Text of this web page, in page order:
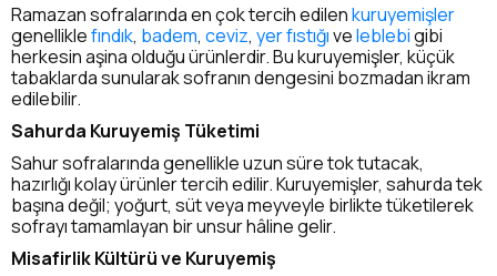
Ramazan sofralarında en çok tercih edilenkuruyemişler
genelliklefındık, badem, ceviz, yer fıstığıveleblebigibi
herkesin aşina olduğu ürünlerdir. Bu kuruyemişler, küçük
tabaklarda sunularak sofranın dengesini bozmadan ikram
edilebilir.
Sahurda Kuruyemiş Tüketimi
Sahur sofralarında genellikle uzun süre tok tutacak,
hazırlığı kolay ürünler tercih edilir. Kuruyemişler, sahurda tek
başına değil; yoğurt, süt veya meyveyle birlikte tüketilerek
sofrayı tamamlayan bir unsur hâline gelir.
Misafirlik Kültürü ve Kuruyemiş